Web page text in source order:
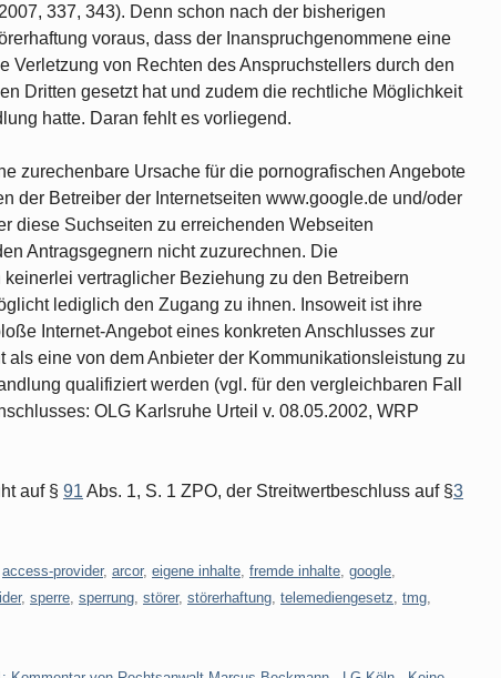
337, 343). Denn schon nach der bisherigen
voraus, dass der Inanspruchgenommene eine
Verletzung von Rechten des Anspruchstellers durch den
Dritten gesetzt hat und zudem die rechtli­che Möglichkeit
hatte. Daran fehlt es vorliegend.
zurechenbare Ursache für die pornografischen An­gebote
der Betreiber der Internetseiten www.google.de und/oder
diese Suchseiten zu errei­chenden Webseiten
Antragsgegnern nicht zuzu­rechnen. Die
vertraglicher Beziehung zu den Betreibern
lediglich den Zugang zu ihnen. Inso­weit ist ihre
Internet-Angebot eines konkreten An­schlusses zur
als eine von dem Anbieter der Kommu­nikationsleistung zu
qualifiziert werden (vgl. für den vergleichbaren Fall
OLG Karlsruhe Ur­teil v. 08.05.2002, WRP
auf § 91 Abs. 1, S. 1 ZPO, der Streitwertbeschluss auf §3
access-provider, arcor, eigene inhalte fremde inhalte google
, sperre sperrung störer, störerhaftung telemediengesetz tmg